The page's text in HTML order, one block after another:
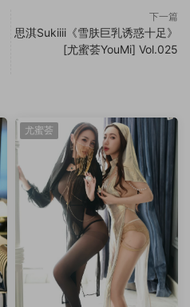
下一篇
思淇Sukiiii《雪肤巨乳诱惑十足》
[尤蜜荟YouMi] Vol.025
尤蜜荟